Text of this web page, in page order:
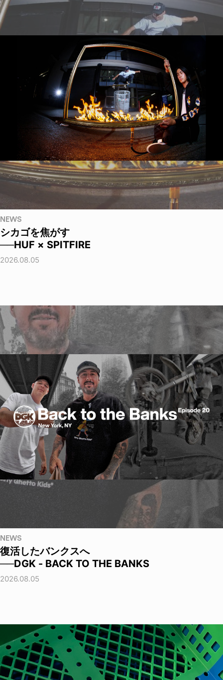
NEWS
シカゴを焦がす
──HUF × SPITFIRE
2026.08.05
NEWS
復活したバンクスへ
──DGK - BACK TO THE BANKS
2026.08.05